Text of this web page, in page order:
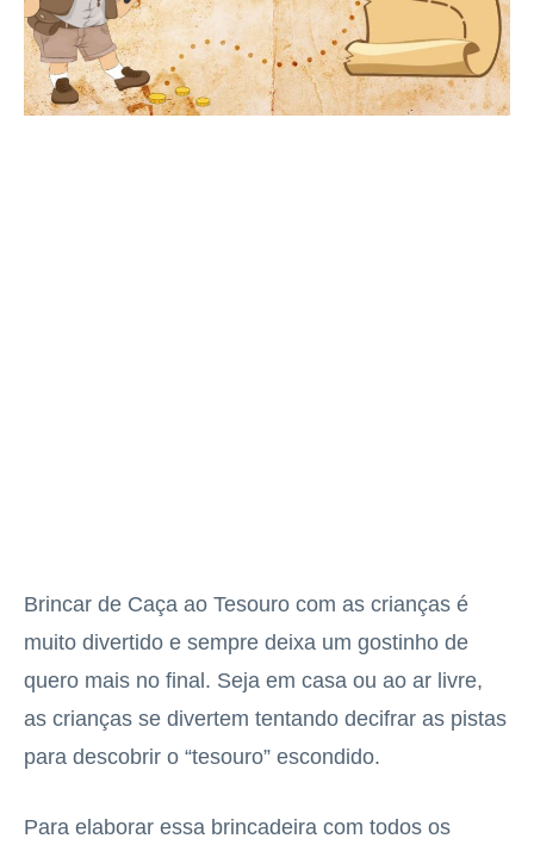
Brincar de Caça ao Tesouro com as crianças é
muito divertido e sempre deixa um gostinho de
quero mais no final. Seja em casa ou ao ar livre,
as crianças se divertem tentando decifrar as pistas
para descobrir o “tesouro” escondido.
Para elaborar essa brincadeira com todos os